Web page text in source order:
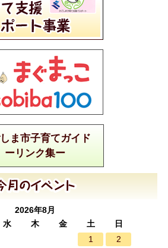
ま市子育てガイド
ーリンク集ー
2026年8月
水 木 金 土
日
1
2